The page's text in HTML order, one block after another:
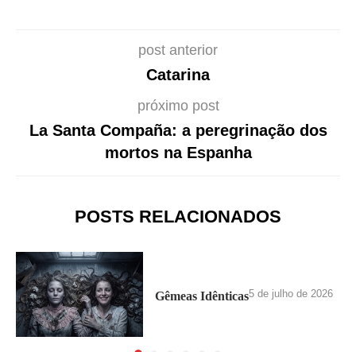
post anterior
Catarina
próximo post
La Santa Compaña: a peregrinação dos
mortos na Espanha
POSTS RELACIONADOS
Gêmeas Idênticas5 de julho de 2026